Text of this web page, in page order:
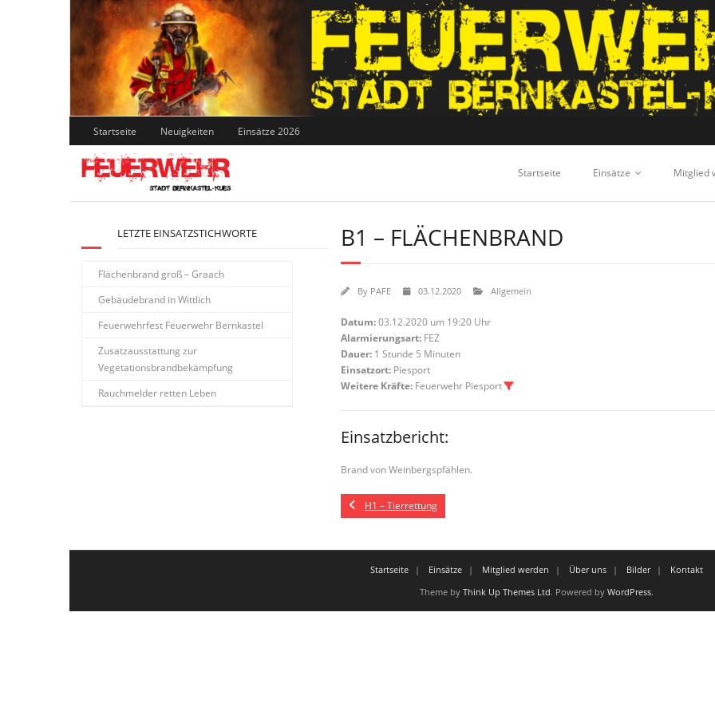
Skip
to
content
Startseite Neuigkeiten Einsätze 2026
Startseite Einsätze Mitglied
B1 – FLÄCHENBRAND
By PAFE 03.12.2020 Allgemein
Datum:03.12.2020 um 19:20 Uhr
Alarmierungsart: FEZ
Dauer: 1 Stunde 5 Minuten
Einsatzort: Piesport
Weitere Kräfte: Feuerwehr Piesport
Einsatzbericht:
Brand von Weinbergspfählen.
H1 – Tierrettung
LETZTE EINSATZSTICHWORTE
Flächenbrand groß – Graach
Gebäudebrand in Wittlich
Feuerwehrfest Feuerwehr Bernkastel
Zusatzausstattung zur
Vegetationsbrandbekämpfung
Rauchmelder retten Leben
Startseite Einsätze Mitglied werden Über uns Bilder
Kontakt
Theme by Think Up Themes Ltd. Powered by WordPress.